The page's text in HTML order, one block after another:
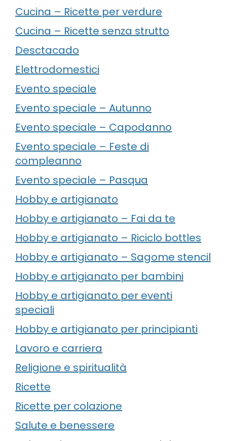
Cucina – Ricette per verdure
Cucina – Ricette senza strutto
Desctacado
Elettrodomestici
Evento speciale
Evento speciale – Autunno
Evento speciale – Capodanno
Evento speciale – Feste di
compleanno
Evento speciale – Pasqua
Hobby e artigianato
Hobby e artigianato – Fai da te
Hobby e artigianato – Riciclo bottles
Hobby e artigianato – Sagome stencil
Hobby e artigianato per bambini
Hobby e artigianato per eventi
speciali
Hobby e artigianato per principianti
Lavoro e carriera
Religione e spiritualità
Ricette
Ricette per colazione
Salute e benessere